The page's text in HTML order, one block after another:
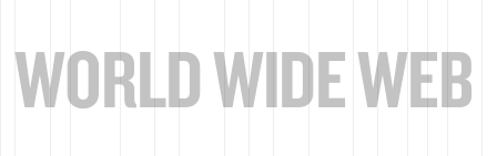
WORLD WIDE WEB